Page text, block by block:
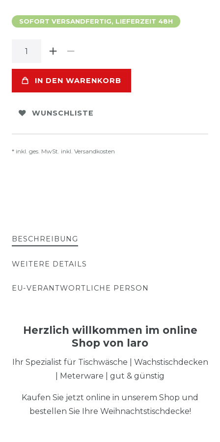
SOFORT VERSANDFERTIG, LIEFERZEIT 48H
IN DEN WARENKORB
WUNSCHLISTE
* inkl. ges. MwSt. inkl. Versandkosten
BESCHREIBUNG
WEITERE DETAILS
EU-VERANTWORTLICHE PERSON
Herzlich willkommen im online
Shop von laro
Ihr Spezialist für Tischwäsche | Wachstischdecken
| Meterware | gut & günstig
Kaufen Sie jetzt online in unserem Shop und
bestellen Sie Ihre Weihnachtstischdecke!